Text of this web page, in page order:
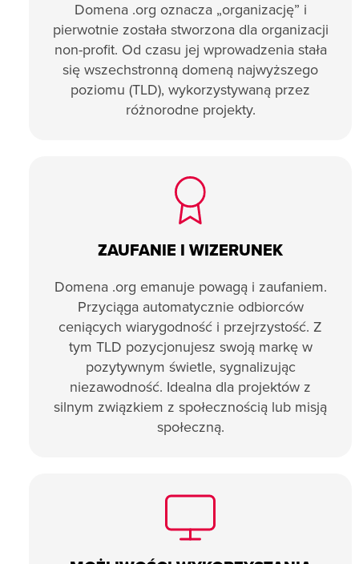
Domena .org oznacza „organizację” i
pierwotnie została stworzona dla organizacji
non-profit. Od czasu jej wprowadzenia stała
się wszechstronną domeną najwyższego
poziomu (TLD), wykorzystywaną przez
różnorodne projekty.
ZAUFANIE I WIZERUNEK
Domena .org emanuje powagą i zaufaniem.
Przyciąga automatycznie odbiorców
ceniących wiarygodność i przejrzystość. Z
tym TLD pozycjonujesz swoją markę w
pozytywnym świetle, sygnalizując
niezawodność. Idealna dla projektów z
silnym związkiem z społecznością lub misją
społeczną.